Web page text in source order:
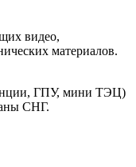
видео,
материалов.
ГПУ, мини ТЭЦ)
СНГ.